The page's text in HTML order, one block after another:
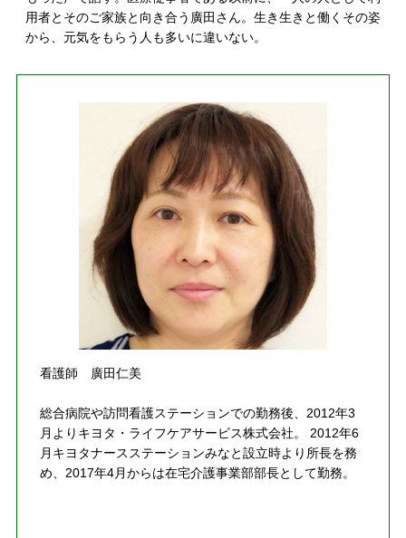
用者とそのご家族と向き合う廣田さん。生き生きと働くその姿
から、元気をもらう人も多いに違いない。
看護師 廣田仁美
総合病院や訪問看護ステーションでの勤務後、2012年3
月よりキヨタ・ライフケアサービス株式会社。 2012年6
月キヨタナースステーションみなと設立時より所長を務
め、2017年4月からは在宅介護事業部部長として勤務。